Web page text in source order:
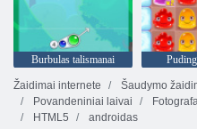
Burbulas talismanai
Žaidimai internete
Šaudymo
Povandeniniai laivai
HTML5
androidas